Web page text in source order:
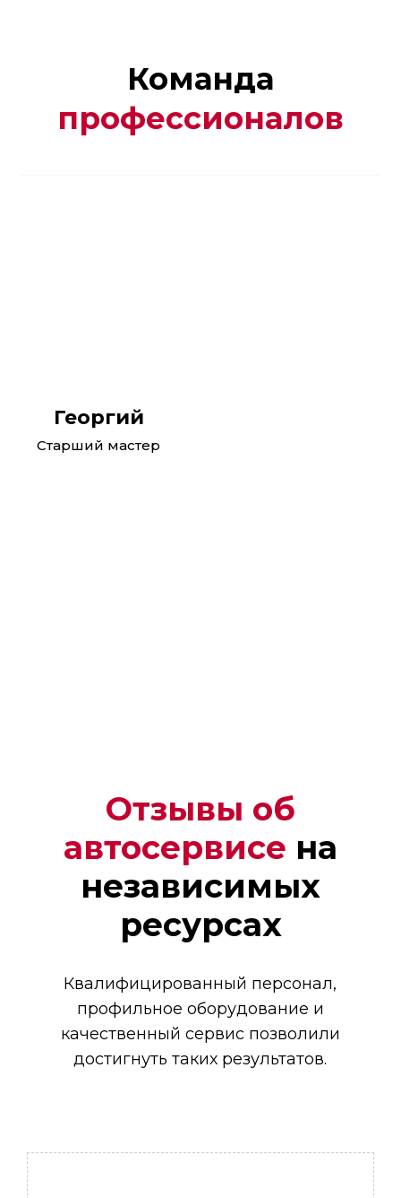
Команда
профессионалов
Георгий
Старший мастер
Денис
Мастер
Отзывы об
автосервисе на
независимых
ресурсах
Квалифицированный персонал,
профильное оборудование и
качественный сервис позволили
достигнуть таких результатов.